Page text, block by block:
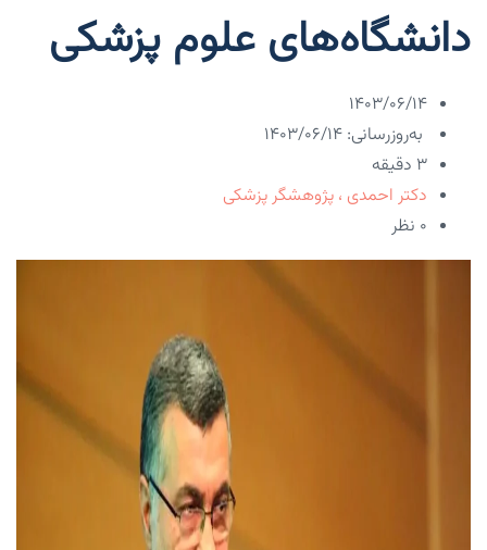
دانشگاه‌های علوم پزشکی
۱۴۰۳/۰۶/۱۴
به‌روزرسانی: ۱۴۰۳/۰۶/۱۴
3 دقیقه
دکتر احمدی ، پژوهشگر پزشکی
۰ نظر